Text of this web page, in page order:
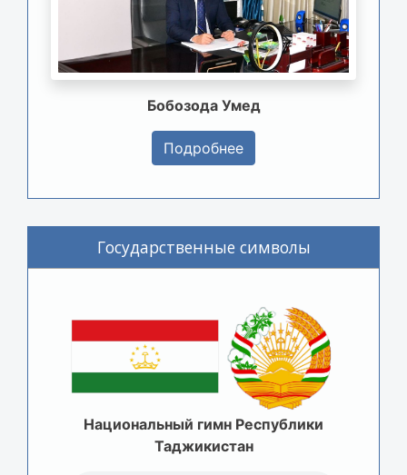
Бобозода Умед
Подробнее
Государственные символы
Национальный гимн Республики
Таджикистан